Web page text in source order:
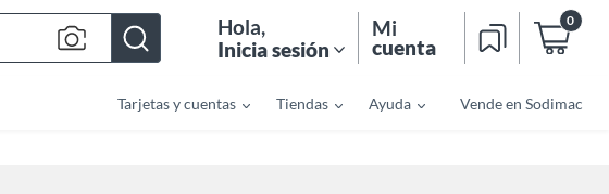
Hola,
Inicia sesión
Mi
cuenta
0
Tarjetas y cuentas Tiendas Ayuda Vende en Sodimac